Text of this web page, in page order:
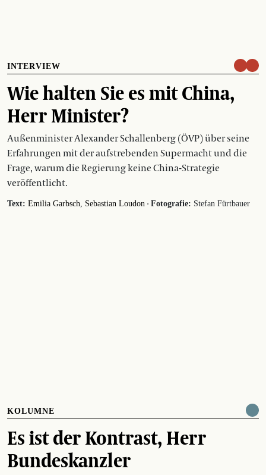
INTERVIEW
Wie halten Sie es mit China,
Herr Minister?
Außenminister Alexander Schallenberg (ÖVP) über seine
Erfahrungen mit der aufstrebenden Supermacht und die
Frage, warum die Regierung keine China-Strategie
veröffentlicht.
Text: Emilia Garbsch Sebastian Loudon · Fotografie: Stefan Fürtbauer
KOLUMNE
Es ist der Kontrast, Herr
Bundeskanzler